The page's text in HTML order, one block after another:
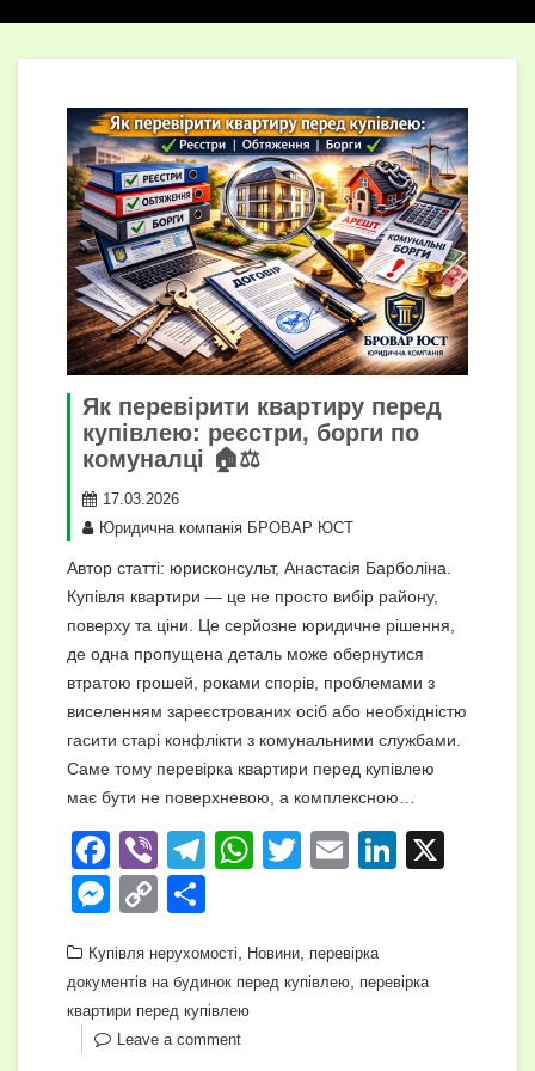
Як перевірити квартиру перед
купівлею: реєстри, борги по
комуналці 🏠⚖️
17.03.2026
Юридична компанія БРОВАР ЮСТ
Автор статті: юрисконсульт, Анастасія Барболіна.
Купівля квартири — це не просто вибір району,
поверху та ціни. Це серйозне юридичне рішення,
де одна пропущена деталь може обернутися
втратою грошей, роками спорів, проблемами з
виселенням зареєстрованих осіб або необхідністю
гасити старі конфлікти з комунальними службами.
Саме тому перевірка квартири перед купівлею
має бути не поверхневою, а комплексною…
F
a
c
e
b
o
Vi
b
er
T
gr
a
m
W
s
A
T
er
E
Li
e
dI
M
ss
e
n
C
p
y
Li
ді
л
и
Купівля нерухомості Новини перевірка
документів на будинок перед купівлею перевірка
квартири перед купівлею
Leave a comment